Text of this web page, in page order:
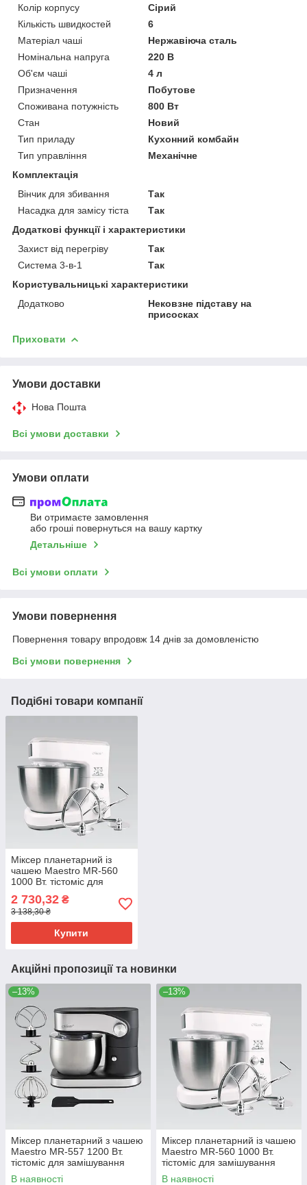
Колір корпусу
Сірий
Кількість швидкостей
6
Матеріал чаші
Нержавіюча сталь
Номінальна напруга
220 В
Об'єм чаші
4 л
Призначення
Побутове
Споживана потужність
800 Вт
Стан
Новий
Тип приладу
Кухонний комбайн
Тип управління
Механічне
Комплектація
Вінчик для збивання
Так
Насадка для замісу тіста
Так
Додаткові функції і характеристики
Захист від перегріву
Так
Система 3-в-1
Так
Користувальницькі характеристики
Додатково
Нековзне підставу на
присосках
Приховати
Умови доставки
Нова Пошта
Всі умови доставки
Умови оплати
Ви отримаєте замовлення
або гроші повернуться на вашу картку
Детальніше
Всі умови оплати
Умови повернення
Повернення товару впродовж 14 днів за домовленістю
Всі умови повернення
Подібні товари компанії
Міксер планетарний із
чашею Maestro MR-560
1000 Вт. тістоміс для
збивання кремів
2 730,32 ₴
3 138,30 ₴
Купити
Акційні пропозиції та новинки
–13%
Міксер планетарний з чашею
Maestro MR-557 1200 Вт.
тістоміс для замішування
тіста та збивання кремів
В наявності
–13%
Міксер планетарний із чашею
Maestro MR-560 1000 Вт.
тістоміс для замішування
тіста та збивання кремів
В наявності